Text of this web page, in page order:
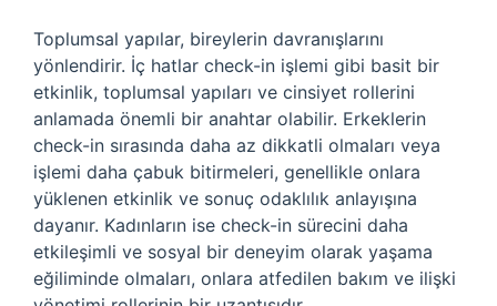
Toplumsal yapılar, bireylerin davranışlarını
yönlendirir. İç hatlar check-in işlemi gibi basit bir
etkinlik, toplumsal yapıları ve cinsiyet rollerini
anlamada önemli bir anahtar olabilir. Erkeklerin
check-in sırasında daha az dikkatli olmaları veya
işlemi daha çabuk bitirmeleri, genellikle onlara
yüklenen etkinlik ve sonuç odaklılık anlayışına
dayanır. Kadınların ise check-in sürecini daha
etkileşimli ve sosyal bir deneyim olarak yaşama
eğiliminde olmaları, onlara atfedilen bakım ve ilişki